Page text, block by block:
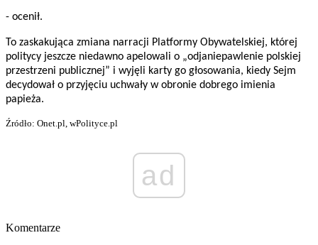
- ocenił.
To zaskakująca zmiana narracji Platformy Obywatelskiej, której
politycy jeszcze niedawno apelowali o „odjaniepawlenie polskiej
przestrzeni publicznej” i wyjęli karty go głosowania, kiedy Sejm
decydował o przyjęciu uchwały w obronie dobrego imienia
papieża.
Źródło: Onet.pl, wPolityce.pl
ad
Komentarze